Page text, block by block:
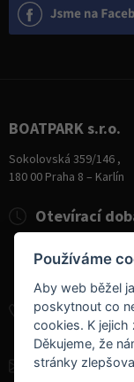
BOATPARK s.r.o.
Sokolovská 359/146 ,
180 00 Praha 8 – Karlín
+420 284
+420 604 728 042
Otevírací
Úterý - Pátek
Sobota
Používáme
Aby web běžel
poskytnout co
cookies. K
Děkujeme, že
stránky